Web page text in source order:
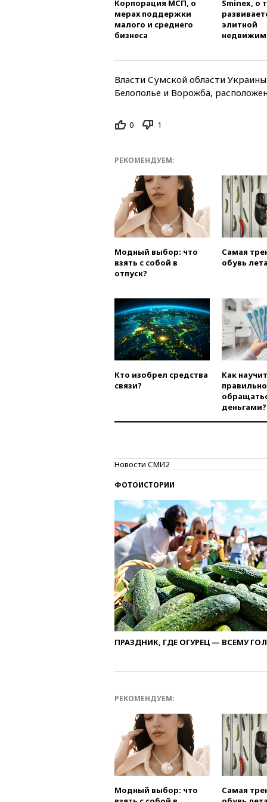
Корпорация МСП, о
мерах поддержки
малого и среднего
бизнеса
Sminex, о
элитной
Власти Сумской области Украины
Белополье и Ворожба,
0 1
РЕКОМЕНДУЕМ:
Модный выбор: что
взять с собой в
отпуск?
Самая
обувь
Кто изобрел средства
связи?
Как
правильно
деньгами?
Новости СМИ2
ФОТОИСТОРИИ
ПРАЗДНИК, ГДЕ ОГУРЕЦ — ВСЕМУ
РЕКОМЕНДУЕМ:
Модный выбор: что
Самая